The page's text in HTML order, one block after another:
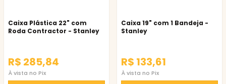
Caixa Plástica 22" com
Roda Contractor - Stanley
R$ 285,84
À vista no Pix
Caixa 19" com 1 Bandeja -
Stanley
R$ 133,61
À vista no Pix